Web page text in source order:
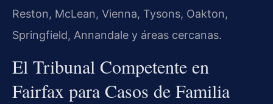
Reston, McLean, Vienna, Tysons, Oakton,
Springfield, Annandale y áreas cercanas.
El Tribunal Competente en
Fairfax para Casos de Familia